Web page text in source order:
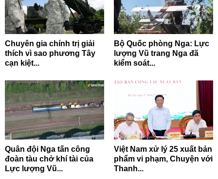
Chuyên gia chính trị giải
thích vì sao phương Tây
cạn kiệt...
Bộ Quốc phòng Nga: Lực
lượng Vũ trang Nga đã
kiểm soát...
Quân đội Nga tấn công
đoàn tàu chở khí tài của
Lực lượng Vũ...
Việt Nam xử lý 25 xuất bản
phẩm vi phạm, Chuyện với
Thanh...